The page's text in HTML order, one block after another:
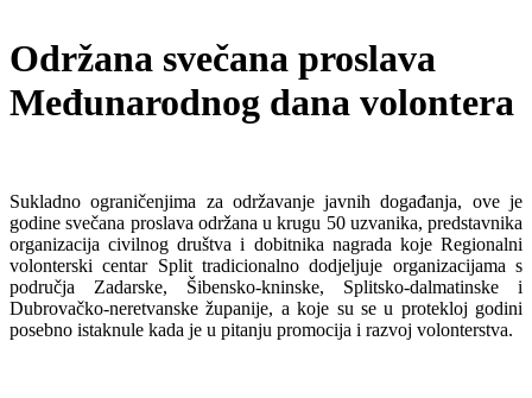
Održana svečana proslava
Međunarodnog dana volontera
Sukladno ograničenjima za održavanje javnih događanja, ove je
godine svečana proslava održana u krugu 50 uzvanika, predstavnika
organizacija civilnog društva i dobitnika nagrada koje Regionalni
volonterski centar Split tradicionalno dodjeljuje organizacijama s
područja Zadarske, Šibensko-kninske, Splitsko-dalmatinske i
Dubrovačko-neretvanske županije, a koje su se u protekloj godini
posebno istaknule kada je u pitanju promocija i razvoj volonterstva.